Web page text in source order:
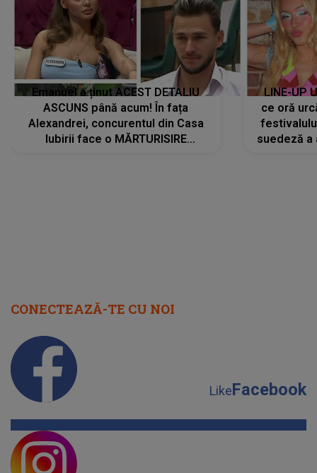
Emanuel a ținut ACEST DETALIU
ASCUNS până acum! În fața
Alexandrei, concurentul din Casa
Iubirii face o MĂRTURISIRE
LINE-UP
ce oră
suedeză a
CONECTEAZĂ-TE CU NOI
LikeFacebook